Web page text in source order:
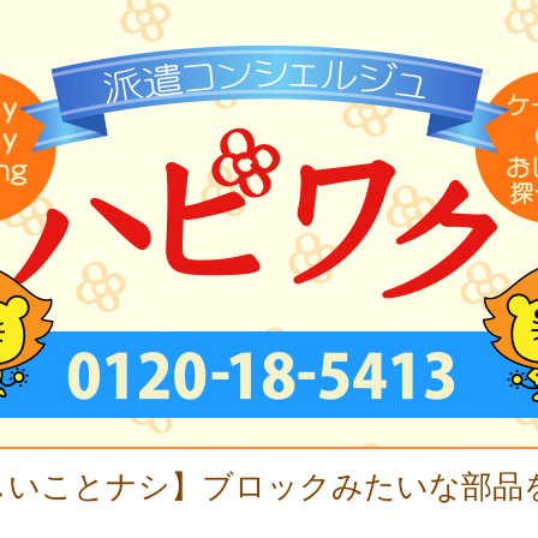
いことナシ】ブロックみたいな部品